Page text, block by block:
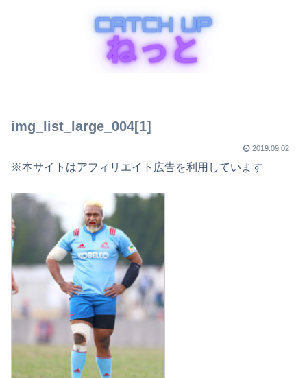
img_list_large_004[1]
2019.09.02
※本サイトはアフィリエイト広告を利用しています